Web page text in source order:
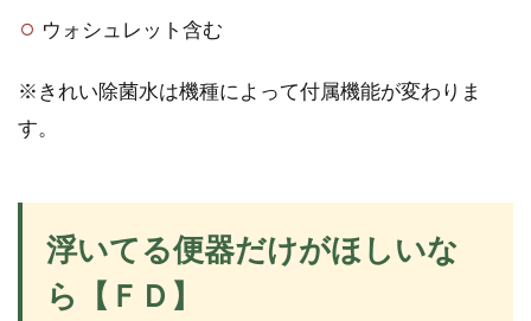
ウォシュレット含む
※きれい除菌水は機種によって付属機能が変わりま
す。
浮いてる便器だけがほしいな
ら【ＦＤ】